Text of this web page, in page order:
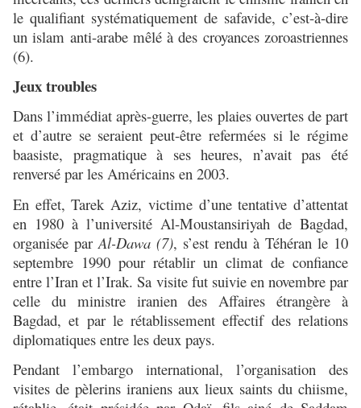
le qualifiant systématiquement de safavide, c’est-à-dire
un islam anti-arabe mêlé à des croyances zoroastriennes
(6).
Jeux troubles
Dans l’immédiat après-guerre, les plaies ouvertes de part
et d’autre se seraient peut-être refermées si le régime
baasiste, pragmatique à ses heures, n’avait pas été
renversé par les Américains en 2003.
En effet, Tarek Aziz, victime d’une tentative d’attentat
en 1980 à l’université Al-Moustansiriyah de Bagdad,
organisée par Al-Dawa (7), s’est rendu à Téhéran le 10
septembre 1990 pour rétablir un climat de confiance
entre l’Iran et l’Irak. Sa visite fut suivie en novembre par
celle du ministre iranien des Affaires étrangère à
Bagdad, et par le rétablissement effectif des relations
diplomatiques entre les deux pays.
Pendant l’embargo international, l’organisation des
visites de pèlerins iraniens aux lieux saints du chiisme,